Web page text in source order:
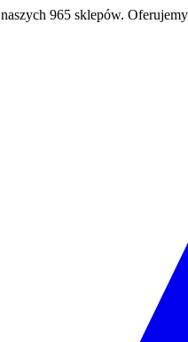
965 sklepów.